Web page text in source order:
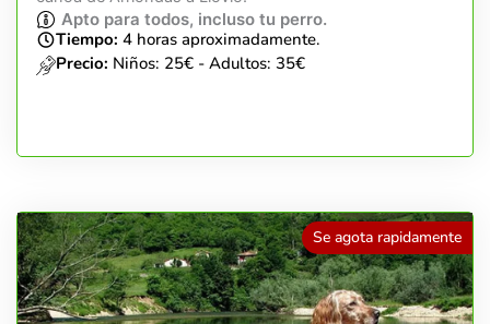
Apto para todos, incluso tu perro.
Tiempo: 4 horas aproximadamente.
Precio: Niños: 25€ - Adultos: 35€
Se agota rapidamente